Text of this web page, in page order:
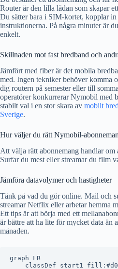
Router är den lilla lådan som skapar
Du sätter bara i SIM-kortet, kopplar
instruktionerna. På några minuter är
enkelt.
Skillnaden mot fast bredband och
Jämfört med fiber är det mobila
med. Ingen tekniker behöver komma
dig routern på semester eller till
operatörer konkurrerar Nymobil med
stabilt val i en stor skara av mobilt
Sverige.
Hur väljer du rätt Nymobil-
Att välja rätt abonnemang handlar
Surfar du mest eller streamar du film
Jämföra datavolymer och hastigheter
Tänk på vad du gör online. Mail och
streamar Netflix eller arbetar hemma
Ett tips är att börja med ett
är bättre att ha lite för mycket data än
månaden.
graph LR
classDef start1